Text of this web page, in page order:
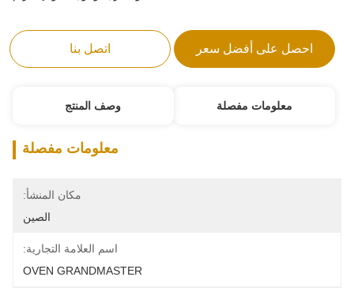
احصل على أفضل سعر اتصل بنا
معلومات مفصلة وصف المنتج
معلومات مفصلة
مكان المنشأ:
الصين
اسم العلامة التجارية:
OVEN GRANDMASTER